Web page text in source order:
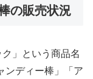
の販売状況
」という商品名
ンディー棒」「ア